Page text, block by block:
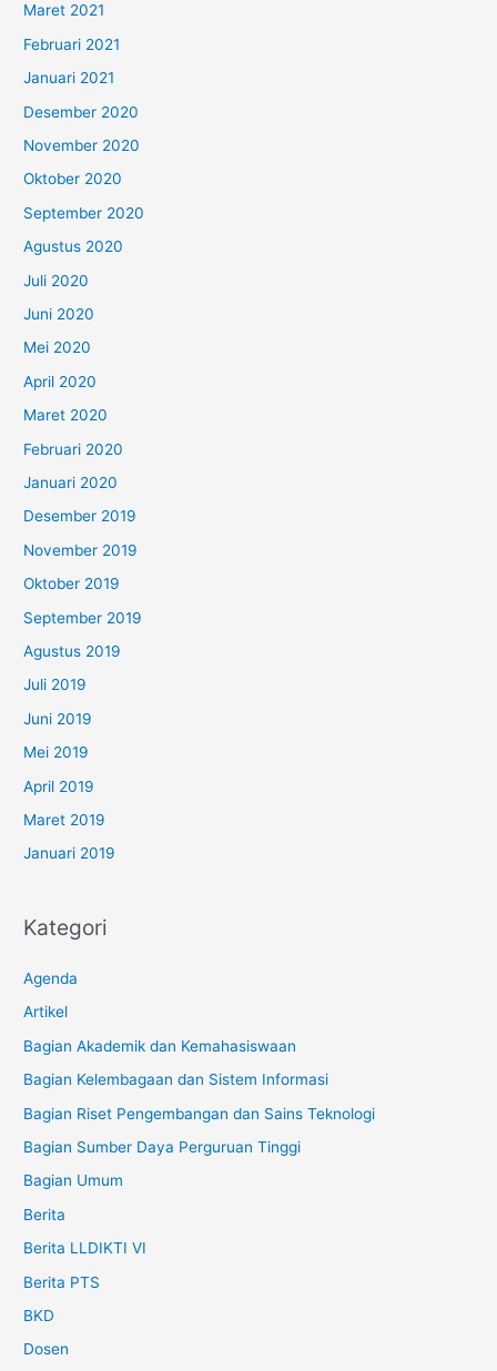
Maret 2021
Februari 2021
Januari 2021
Desember 2020
November 2020
Oktober 2020
September 2020
Agustus 2020
Juli 2020
Juni 2020
Mei 2020
April 2020
Maret 2020
Februari 2020
Januari 2020
Desember 2019
November 2019
Oktober 2019
September 2019
Agustus 2019
Juli 2019
Juni 2019
Mei 2019
April 2019
Maret 2019
Januari 2019
Kategori
Agenda
Artikel
Bagian Akademik dan Kemahasiswaan
Bagian Kelembagaan dan Sistem Informasi
Bagian Riset Pengembangan dan Sains Teknologi
Bagian Sumber Daya Perguruan Tinggi
Bagian Umum
Berita
Berita LLDIKTI VI
Berita PTS
BKD
Dosen